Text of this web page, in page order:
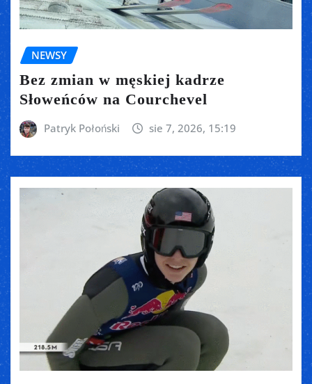
NEWSY
Bez zmian w męskiej kadrze
Słoweńców na Courchevel
Patryk Połoński sie 7, 2026, 15:19